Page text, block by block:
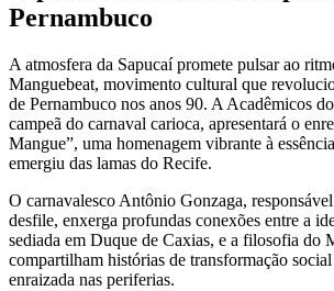
Pernambuco
A atmosfera da Sapucaí promete pulsar ao
Manguebeat, movimento cultural que
de Pernambuco nos anos 90. A Acadêmicos
campeã do carnaval carioca, apresentará o
Mangue”, uma homenagem vibrante à
emergiu das lamas do Recife.
O carnavalesco Antônio Gonzaga,
desfile, enxerga profundas conexões entre a
sediada em Duque de Caxias, e a filosofia do
compartilham histórias de transformação
enraizada nas periferias.